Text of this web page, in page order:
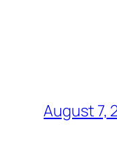
August 7,